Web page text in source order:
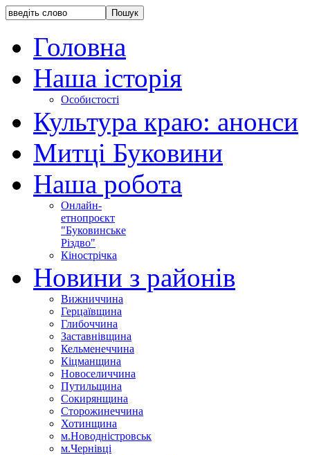
Головна
Наша історія
Особистості
Культура краю: анонси
Митці Буковини
Наша робота
Онлайн-
етнопроєкт
"Буковинське
Різдво"
Кінострічка
Новини з районів
Вижниччина
Герцаївщина
Глибоччина
Заставнівщина
Кельменеччина
Кіцманщина
Новоселиччина
Путильщина
Сокирянщина
Сторожинеччина
Хотинщина
м.Новодністровськ
м.Чернівці